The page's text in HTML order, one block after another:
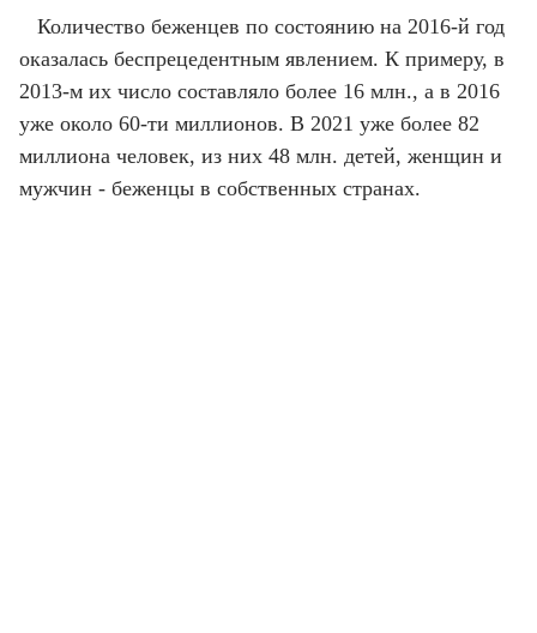
Количество беженцев по состоянию на 2016-й год
оказалась беспрецедентным явлением. К примеру, в
2013-м их число составляло более 16 млн., а в 2016
уже около 60-ти миллионов. В 2021 уже более 82
миллиона человек, из них 48 млн. детей, женщин и
мужчин - беженцы в собственных странах.